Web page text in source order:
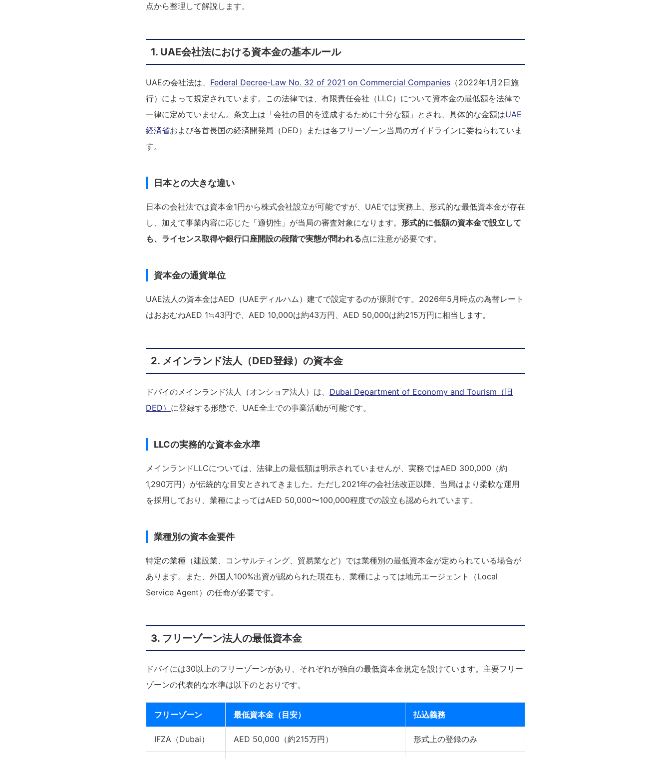
点から整理して解説します。
1. UAE会社法における資本金の基本ルール
UAEの会社法は、 Federal Decree-Law No. 32 of 2021 on Commercial Companies （2022年1月2日施
行）によって規定されています。この法律では、有限責任会社（LLC）について資本金の最低額を法律で
一律に定めていません。条文上は「会社の目的を達成するために十分な額」とされ、具体的な金額はUAE
経済省および各首長国の経済開発局（DED）または各フリーゾーン当局のガイドラインに委ねられていま
す。
日本との大きな違い
日本の会社法では資本金1円から株式会社設立が可能ですが、UAEでは実務上、形式的な最低資本金が存在
し、加えて事業内容に応じた「適切性」が当局の審査対象になります。 形式的に低額の資本金で設立して
も、ライセンス取得や銀行口座開設の段階で実態が問われる点に注意が必要です。
資本金の通貨単位
UAE法人の資本金はAED（UAEディルハム）建てで設定するのが原則です。2026年5月時点の為替レート
はおおむねAED 1≒43円で、AED 10,000は約43万円、AED 50,000は約215万円に相当します。
2. メインランド法人（DED登録）の資本金
ドバイのメインランド法人（オンショア法人）は、 Dubai Department of Economy and Tourism（旧
DED） に登録する形態で、UAE全土での事業活動が可能です。
LLCの実務的な資本金水準
メインランドLLCについては、法律上の最低額は明示されていませんが、実務ではAED 300,000（約
1,290万円）が伝統的な目安とされてきました。ただし2021年の会社法改正以降、当局はより柔軟な運用
を採用しており、業種によってはAED 50,000〜100,000程度での設立も認められています。
業種別の資本金要件
特定の業種（建設業、コンサルティング、貿易業など）では業種別の最低資本金が定められている場合が
あります。また、外国人100%出資が認められた現在も、業種によっては地元エージェント（Local
Service Agent）の任命が必要です。
3. フリーゾーン法人の最低資本金
ドバイには30以上のフリーゾーンがあり、それぞれが独自の最低資本金規定を設けています。主要フリー
ゾーンの代表的な水準は以下のとおりです。
フリーゾーン 最低資本金（目安） 払込義務
IFZA（Dubai） AED 50,000（約215万円） 形式上の登録のみ